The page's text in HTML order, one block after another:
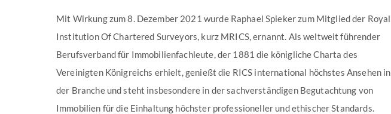
Mit Wirkung zum 8. Dezember 2021 wurde Raphael Spieker zum Mitglied der Royal
Institution Of Chartered Surveyors, kurz MRICS, ernannt. Als weltweit führender
Berufsverband für Immobilienfachleute, der 1881 die königliche Charta des
Vereinigten Königreichs erhielt, genießt die RICS international höchstes Ansehen in
der Branche und steht insbesondere in der sachverständigen Begutachtung von
Immobilien für die Einhaltung höchster professioneller und ethischer Standards.